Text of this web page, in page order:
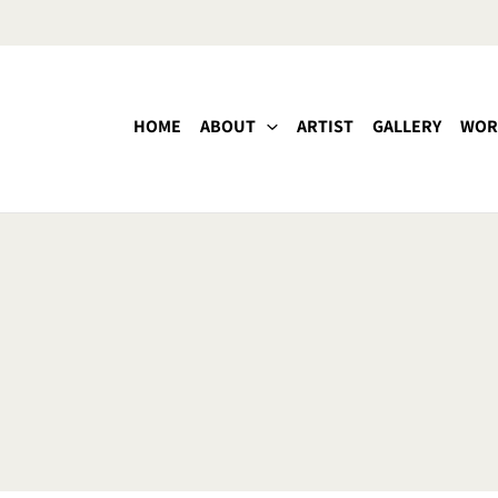
HOME ABOUT ARTIST GALLERY